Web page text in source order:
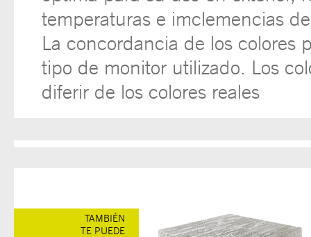
temperaturas e imclemencias
La concordancia de los colores
tipo de monitor utilizado. Los
diferir de los colores reales
TAMBIÉN
TE PUEDE